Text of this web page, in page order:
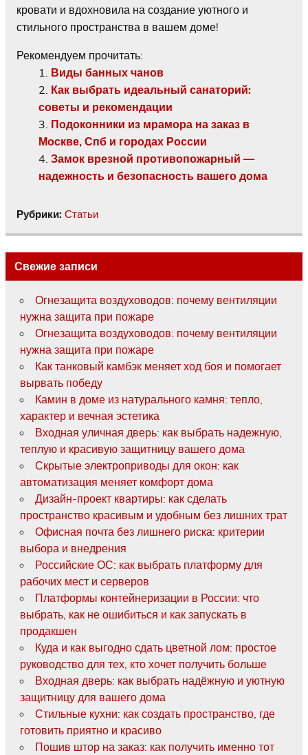
кровати и вдохновила на создание уютного и
стильного пространства в вашем доме!
Рекомендуем прочитать:
Виды банных чанов
Как выбрать идеальный санаторий:
советы и рекомендации
Подоконники из мрамора на заказ в
Москве, Спб и городах России
Замок врезной противопожарный —
надежность и безопасность вашего дома
Рубрики: Статьи
Свежие записи
Огнезащита воздуховодов: почему вентиляции
нужна защита при пожаре
Огнезащита воздуховодов: почему вентиляции
нужна защита при пожаре
Как танковый камбэк меняет ход боя и помогает
вырвать победу
Камин в доме из натурального камня: тепло,
характер и вечная эстетика
Входная уличная дверь: как выбрать надежную,
теплую и красивую защитницу вашего дома
Скрытые электроприводы для окон: как
автоматизация меняет комфорт дома
Дизайн-проект квартиры: как сделать
пространство красивым и удобным без лишних трат
Офисная почта без лишнего риска: критерии
выбора и внедрения
Российские ОС: как выбрать платформу для
рабочих мест и серверов
Платформы контейнеризации в России: что
выбрать, как не ошибиться и как запускать в
продакшен
Куда и как выгодно сдать цветной лом: простое
руководство для тех, кто хочет получить больше
Входная дверь: как выбрать надёжную и уютную
защитницу для вашего дома
Стильные кухни: как создать пространство, где
готовить приятно и красиво
Пошив штор на заказ: как получить именно тот